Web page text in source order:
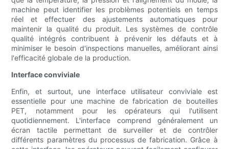
machine peut identifier les problèmes potentiels en temps
réel et effectuer des ajustements automatiques pour
maintenir la qualité du produit. Les systèmes de contrôle
qualité intégrés contribuent à prévenir les défauts et à
minimiser le besoin d'inspections manuelles, améliorant ainsi
l'efficacité globale de la production.
Interface conviviale
Enfin, et surtout, une interface utilisateur conviviale est
essentielle pour une machine de fabrication de bouteilles
PET, notamment pour les opérateurs qui l'utilisent
quotidiennement. L'interface comprend généralement un
écran tactile permettant de surveiller et de contrôler
différents paramètres du processus de fabrication. Grâce à